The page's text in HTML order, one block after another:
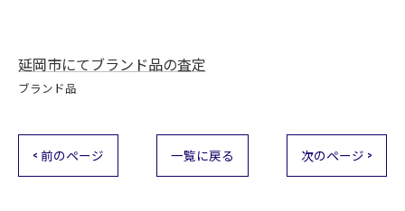
延岡市にてブランド品の査定
ブランド品
< 前のページ 一覧に戻る 次のページ >